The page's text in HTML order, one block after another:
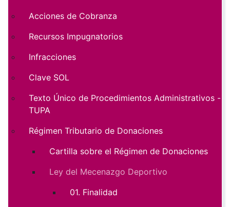
Acciones de Cobranza
Recursos Impugnatorios
Infracciones
Clave SOL
Texto Único de Procedimientos Administrativos -
TUPA
Régimen Tributario de Donaciones
Cartilla sobre el Régimen de Donaciones
Ley del Mecenazgo Deportivo
01. Finalidad